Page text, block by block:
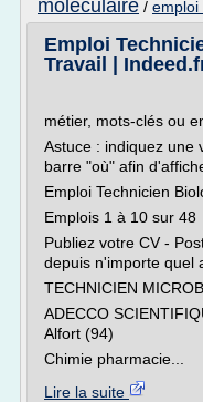
moleculaire / emploi
Emploi
Travail |
métier, mots-clés ou
Astuce : indiquez une
barre "où" afin
Emploi Technicien
Emplois 1 à 10 sur 48
Publiez votre CV -
depuis n'importe quel
TECHNICIEN
ADECCO
Alfort (94)
Chimie pharmacie...
Lire la suite